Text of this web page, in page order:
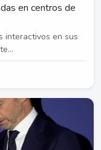
en centros de
interactivos en sus